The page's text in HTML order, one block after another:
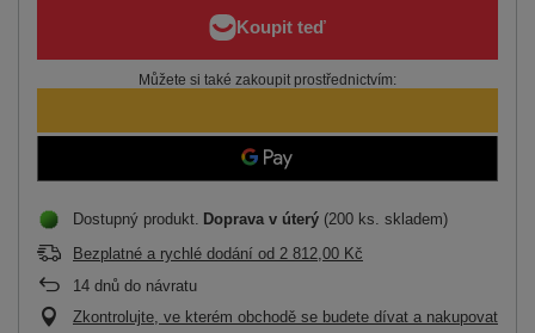
Můžete si také zakoupit prostřednictvím:
Dostupný produkt Doprava v úterý (200 ks. skladem)
Bezplatné a rychlé dodání od 2 812,00 Kč
14 dnů do návratu
Zkontrolujte, ve kterém obchodě se budete dívat a nakupovat